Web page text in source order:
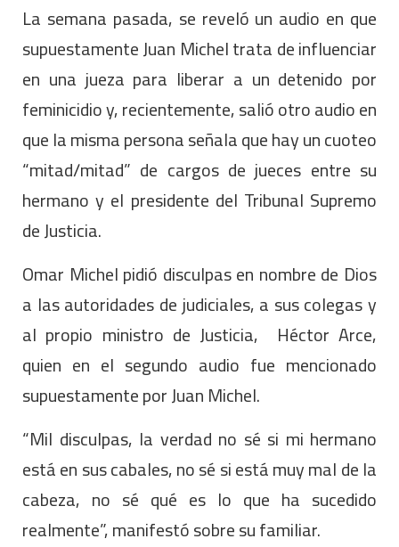
La semana pasada, se reveló un audio en que
supuestamente Juan Michel trata de influenciar
en una jueza para liberar a un detenido por
feminicidio y, recientemente, salió otro audio en
que la misma persona señala que hay un cuoteo
“mitad/mitad” de cargos de jueces entre su
hermano y el presidente del Tribunal Supremo
de Justicia.
Omar Michel pidió disculpas en nombre de Dios
a las autoridades de judiciales, a sus colegas y
al propio ministro de Justicia, Héctor Arce,
quien en el segundo audio fue mencionado
supuestamente por Juan Michel.
“Mil disculpas, la verdad no sé si mi hermano
está en sus cabales, no sé si está muy mal de la
cabeza, no sé qué es lo que ha sucedido
realmente”, manifestó sobre su familiar.